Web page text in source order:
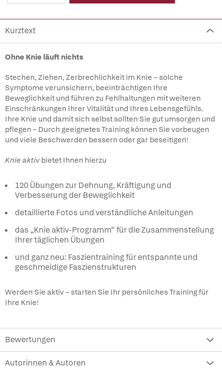
Kurztext
Ohne Knie läuft nichts
Stechen, Ziehen, Zerbrechlichkeit im Knie – solche
Symptome verunsichern, beeinträchtigen Ihre
Beweglichkeit und führen zu Fehlhaltungen mit weiteren
Einschränkungen Ihrer Vitalität und Ihres Lebensgefühls.
Ihre Knie und damit sich selbst sollten Sie gut umsorgen und
pflegen – Durch geeignetes Training können Sie vorbeugen
und viele Beschwerden bessern oder gar beseitigen!
Knie aktiv bietet Ihnen hierzu
120 Übungen zur Dehnung, Kräftigung und
Verbesserung der Beweglichkeit
detaillierte Fotos und verständliche Anleitungen
das „Knie aktiv-Programm“ für die Zusammenstellung
Ihrer täglichen Übungen
und ganz neu: Faszientraining für entspannte und
geschmeidige Faszienstrukturen
Werden Sie aktiv – starten Sie Ihr persönliches Training für
Ihre Knie!
Bewertungen
Autorinnen & Autoren